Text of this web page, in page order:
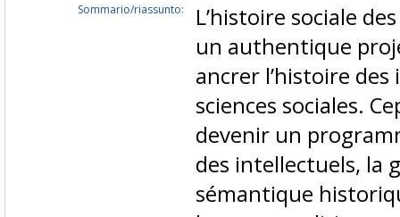
Sommario/riassunto:
L’histoire sociale
un authentique
ancrer l’histoire
sciences sociales.
devenir un
des intellectuels, la
sémantique